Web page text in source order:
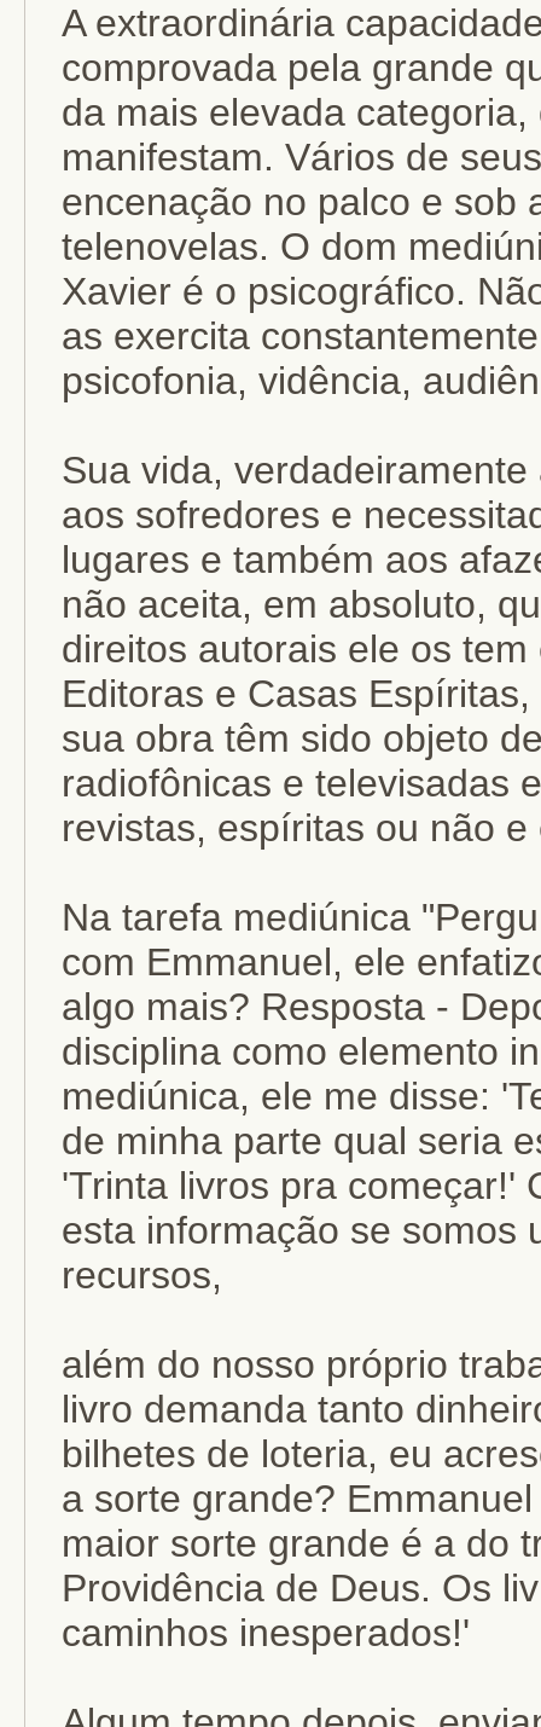
A extraordinária
comprovada pela grande
da mais elevada
manifestam. Vários de
encenação no palco e sob
telenovelas. O dom
Xavier é o psicográfico.
as exercita
psicofonia, vidência,
Sua vida,
aos sofredores e
lugares e também aos
não aceita, em absoluto,
direitos autorais ele os
Editoras e Casas
sua obra têm sido objeto
radiofônicas e televisadas
revistas, espíritas ou não e
Na tarefa mediúnica
com Emmanuel, ele
algo mais? Resposta -
disciplina como elemento
mediúnica, ele me disse:
de minha parte qual seria
'Trinta livros pra começar!'
esta informação se somos
recursos,
além do nosso próprio
livro demanda tanto
bilhetes de loteria, eu
a sorte grande?
maior sorte grande é a do
Providência de Deus. Os
caminhos inesperados!'